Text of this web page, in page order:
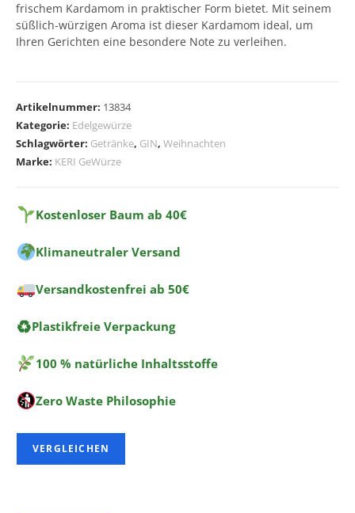
frischem Kardamom in praktischer Form bietet. Mit seinem
süßlich-würzigen Aroma ist dieser Kardamom ideal, um
Ihren Gerichten eine besondere Note zu verleihen.
t
r
t
v
:
Artikelnummer: 13834
Kategorie: Edelgewürze
Schlagwörter: Getränke, GIN, Weihnachten
Marke: KERI GeWürze
Kostenloser Baum ab 40€
Klimaneutraler Versand
Versandkostenfrei ab 50€
♻Plastikfreie Verpackung
100 % natürliche Inhaltsstoffe
Zero Waste Philosophie
VERGLEICHEN